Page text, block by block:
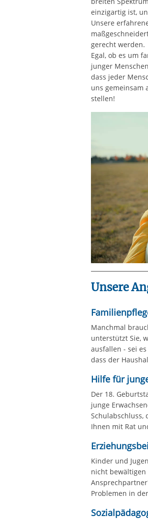
einzigartig ist,
Unsere
gerecht werden.
Egal, ob es um
junger
dass jeder
uns gemeinsam
stellen!
Unsere
Manchmal
unterstützt Sie,
ausfallen - sei
dass der
Hilfe für
Der 18.
junge
Schulabschluss,
Ihnen mit Rat
Kinder und
nicht bewältigen
Problemen in